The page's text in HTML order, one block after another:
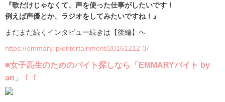
『歌だけじゃなくて、声を使った仕事がしたいです！
例えば声優とか、ラジオをしてみたいですね！』
まだまだ続くインタビュー続きは【後編】へ
https://emmary.jp/entertainment/20161212-3/
■女子高生のためのバイト探しなら「EMMARYバイト by
an」！！